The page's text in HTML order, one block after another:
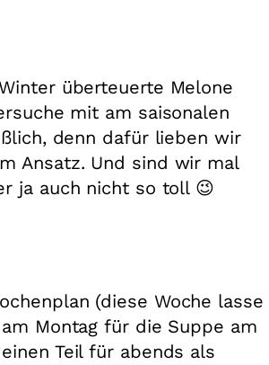
überteuerte Melone
mit am saisonalen
denn dafür lieben wir
Ansatz. Und sind wir mal
ja auch nicht so toll 😉
(diese Woche lasse
Montag für die Suppe am
Teil für abends als